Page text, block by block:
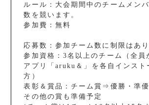
ルール：大会期間中のチームメン
数を競います。
参加費：無料
応募数：参加チーム数に制限はあ
参加資格：3名以上のチーム（全員
アプリ「aruku＆」を各自インスト
方）
表彰＆賞品：チーム賞⇒優勝・準優
その他の賞も準備予定